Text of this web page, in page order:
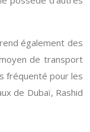
également des
de transport
fréquenté pour les
de Dubaï, Rashid